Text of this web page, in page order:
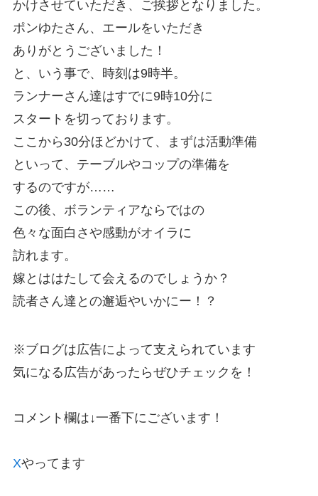
かけさせていただき、ご挨拶となりました。
ポンゆたさん、エールをいただき
ありがとうございました！
と、いう事で、時刻は9時半。
ランナーさん達はすでに9時10分に
スタートを切っております。
ここから30分ほどかけて、まずは活動準備
といって、テーブルやコップの準備を
するのですが……
この後、ボランティアならではの
色々な面白さや感動がオイラに
訪れます。
嫁とははたして会えるのでしょうか？
読者さん達との邂逅やいかにー！？
※ブログは広告によって支えられています
気になる広告があったらぜひチェックを！
コメント欄は↓一番下にございます！
Xやってます